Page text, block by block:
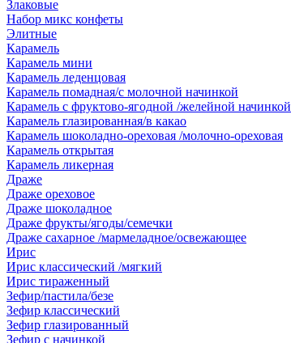
Злаковые
Набор микс конфеты
Элитные
Карамель
Карамель мини
Карамель леденцовая
Карамель помадная/с молочной начинкой
Карамель с фруктово-ягодной /желейной начинкой
Карамель глазированная/в какао
Карамель шоколадно-ореховая /молочно-ореховая
Карамель открытая
Карамель ликерная
Драже
Драже ореховое
Драже шоколадное
Драже фрукты/ягоды/семечки
Драже сахарное /мармеладное/освежающее
Ирис
Ирис классический /мягкий
Ирис тираженный
Зефир/пастила/безе
Зефир классический
Зефир глазированный
Зефир с начинкой